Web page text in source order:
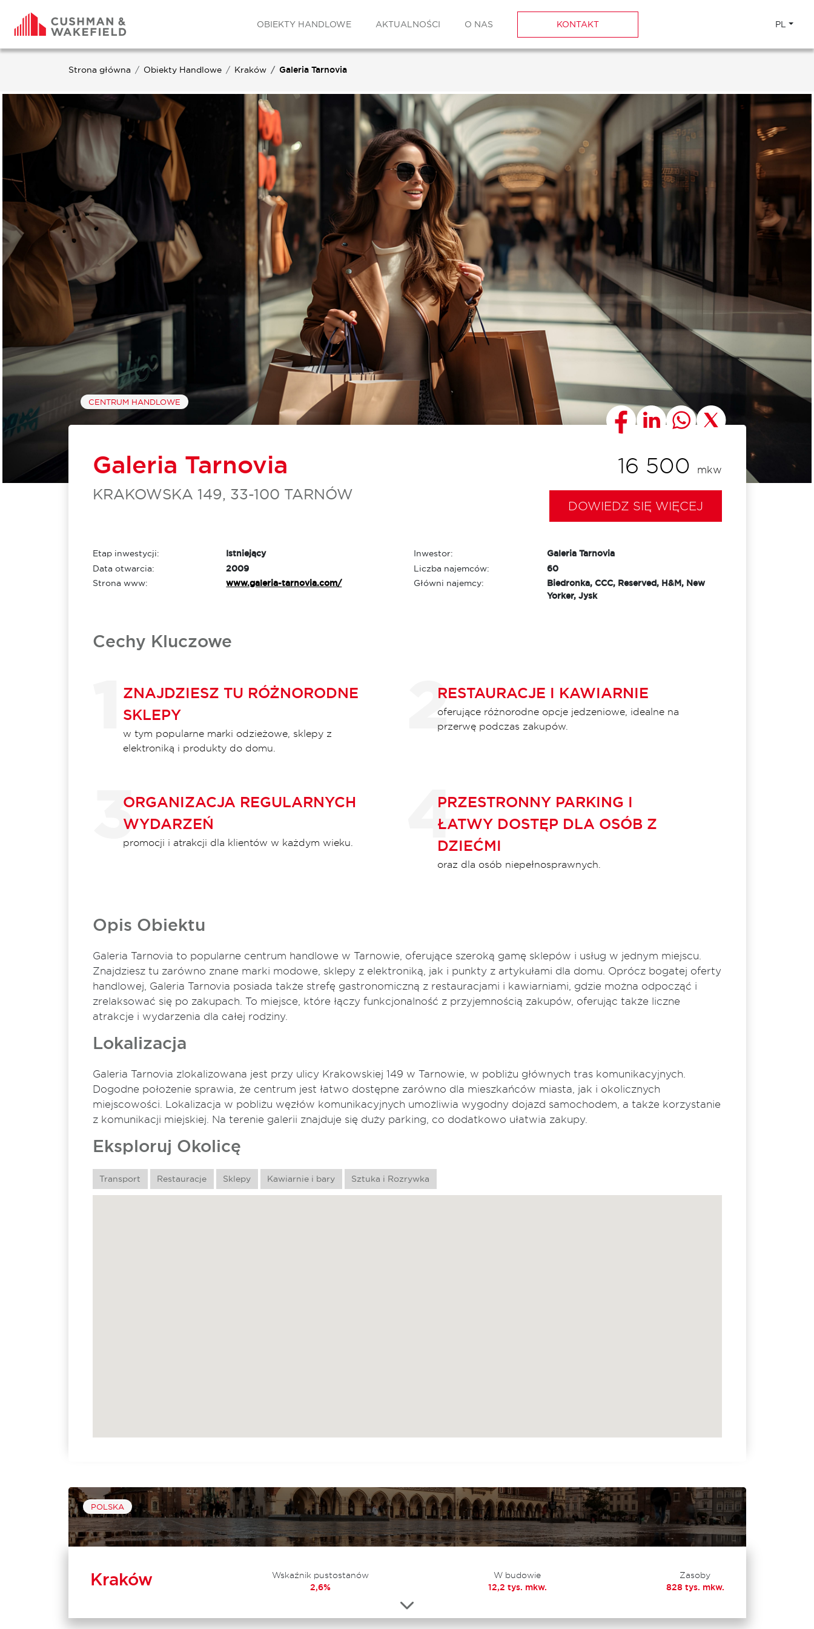
OBIEKTY HANDLOWE AKTUALNOŚCI O NAS KONTAKT PL
Strona główna Obiekty Handlowe Kraków Galeria Tarnovia
CENTRUM HANDLOWE
Galeria Tarnovia
KRAKOWSKA 149, 33-100 TARNÓW
16 500 mkw
DOWIEDZ SIĘ WIĘCEJ
Etap inwestycji:
Istniejący
Data otwarcia:
2009
Strona www:
www.galeria-tarnovia.com/
Inwestor:
Galeria Tarnovia
Liczba najemców:
60
Główni najemcy:
Biedronka, CCC, Reserved, H&M, New
Yorker, Jysk
Cechy Kluczowe
ZNAJDZIESZ TU RÓŻNORODNE
SKLEPY
w tym popularne marki odzieżowe, sklepy z
elektroniką i produkty do domu.
RESTAURACJE I KAWIARNIE
oferujące różnorodne opcje jedzeniowe, idealne na
przerwę podczas zakupów.
ORGANIZACJA REGULARNYCH
WYDARZEŃ
promocji i atrakcji dla klientów w każdym wieku.
PRZESTRONNY PARKING I
ŁATWY DOSTĘP DLA OSÓB Z
DZIEĆMI
oraz dla osób niepełnosprawnych.
Opis Obiektu
Galeria Tarnovia to popularne centrum handlowe w Tarnowie, oferujące szeroką gamę sklepów i usług w jednym miejscu.
Znajdziesz tu zarówno znane marki modowe, sklepy z elektroniką, jak i punkty z artykułami dla domu. Oprócz bogatej oferty
handlowej, Galeria Tarnovia posiada także strefę gastronomiczną z restauracjami i kawiarniami, gdzie można odpocząć i
zrelaksować się po zakupach. To miejsce, które łączy funkcjonalność z przyjemnością zakupów, oferując także liczne
atrakcje i wydarzenia dla całej rodziny.
Lokalizacja
Galeria Tarnovia zlokalizowana jest przy ulicy Krakowskiej 149 w Tarnowie, w pobliżu głównych tras komunikacyjnych.
Dogodne położenie sprawia, że centrum jest łatwo dostępne zarówno dla mieszkańców miasta, jak i okolicznych
miejscowości. Lokalizacja w pobliżu węzłów komunikacyjnych umożliwia wygodny dojazd samochodem, a także korzystanie
z komunikacji miejskiej. Na terenie galerii znajduje się duży parking, co dodatkowo ułatwia zakupy.
Eksploruj Okolicę
Transport Restauracje Sklepy Kawiarnie i bary Sztuka i Rozrywka
POLSKA
Kraków Wskaźnik pustostanów
2,6%
W budowie
12,2 tys. mkw.
Zasoby
828 tys. mkw.